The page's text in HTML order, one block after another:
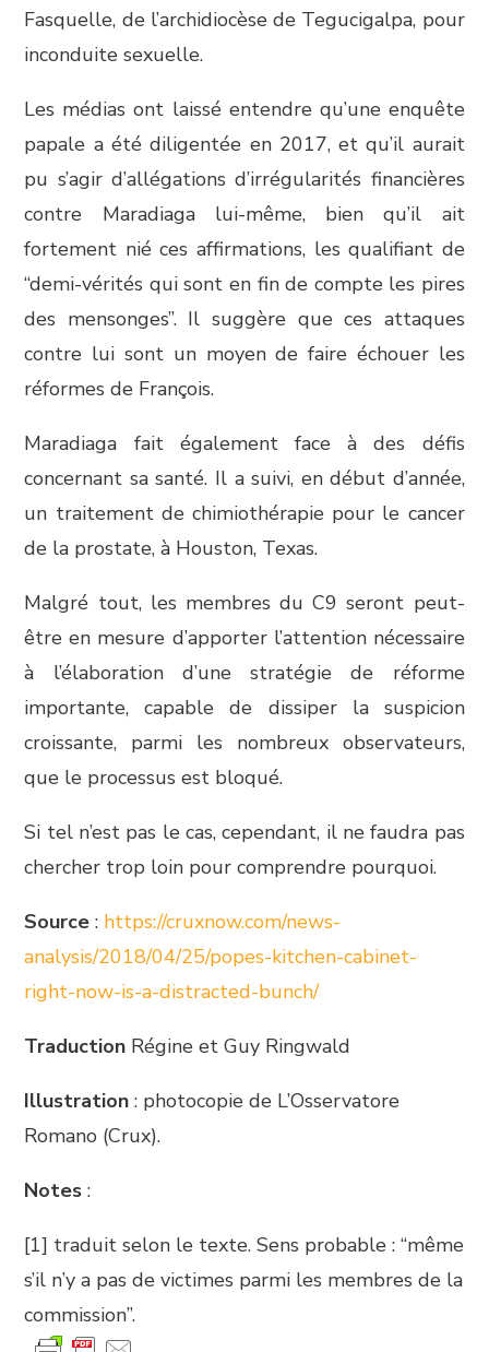
Fasquelle, de l’archidiocèse de Tegucigalpa, pour
inconduite sexuelle.
Les médias ont laissé entendre qu’une enquête
papale a été diligentée en 2017, et qu’il aurait
pu s’agir d’allégations d’irrégularités financières
contre Maradiaga lui-même, bien qu’il ait
fortement nié ces affirmations, les qualifiant de
“demi-vérités qui sont en fin de compte les pires
des mensonges”. Il suggère que ces attaques
contre lui sont un moyen de faire échouer les
réformes de François.
Maradiaga fait également face à des défis
concernant sa santé. Il a suivi, en début d’année,
un traitement de chimiothérapie pour le cancer
de la prostate, à Houston, Texas.
Malgré tout, les membres du C9 seront peut-
être en mesure d’apporter l’attention nécessaire
à l’élaboration d’une stratégie de réforme
importante, capable de dissiper la suspicion
croissante, parmi les nombreux observateurs,
que le processus est bloqué.
Si tel n’est pas le cas, cependant, il ne faudra pas
chercher trop loin pour comprendre pourquoi.
Source : https://cruxnow.com/news-
analysis/2018/04/25/popes-kitchen-cabinet-
right-now-is-a-distracted-bunch/
Traduction Régine et Guy Ringwald
Illustration : photocopie de L’Osservatore
Romano (Crux).
Notes :
[1] traduit selon le texte. Sens probable : “même
s’il n’y a pas de victimes parmi les membres de la
commission”.